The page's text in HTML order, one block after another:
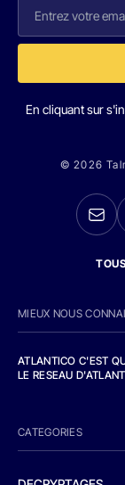
En cliquant sur
© 2026
MIEUX NOUS
ATLANTICO C'EST
LE RESEAU
CATEGORIES